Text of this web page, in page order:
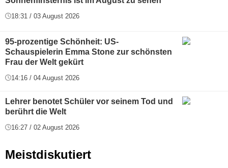
18:31 / 03 August 2026
95-prozentige Schönheit: US-
Schauspielerin Emma Stone zur schönsten
Frau der Welt gekürt
14:16 / 04 August 2026
Lehrer benotet Schüler vor seinem Tod und
berührt die Welt
16:27 / 02 August 2026
Meistdiskutiert